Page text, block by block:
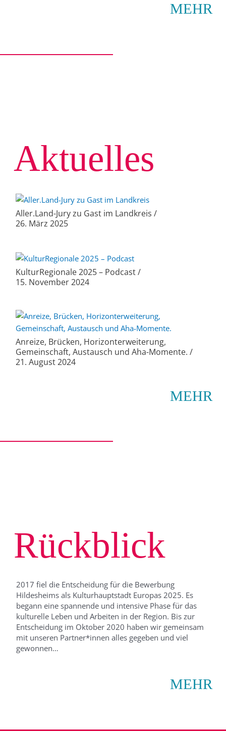
MEHR
Aktuelles
Aller.Land-Jury zu Gast im Landkreis /
26. März 2025
KulturRegionale 2025 – Podcast /
15. November 2024
Anreize, Brücken, Horizonterweiterung,
Gemeinschaft, Austausch und Aha-Momente. /
21. August 2024
MEHR
Rückblick
2017 fiel die Entscheidung für die Bewerbung
Hildesheims als Kulturhauptstadt Europas 2025. Es
begann eine spannende und intensive Phase für das
kulturelle Leben und Arbeiten in der Region. Bis zur
Entscheidung im Oktober 2020 haben wir gemeinsam
mit unseren Partner*innen alles gegeben und viel
gewonnen…
MEHR